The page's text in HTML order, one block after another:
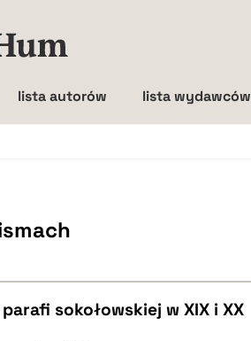
lista autorów lista wydawców
sokołowskiej w XIX i XX